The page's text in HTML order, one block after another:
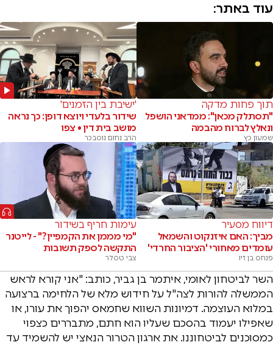
עוד באתר:
תוך פחות מדקה
"תסתלק מכאן": ממדאני הושפל
ונאלץ לברוח מהבמה
שמעון כץ
'ישיבת בין הזמנים'
שידור בלעדי ויוצא דופן: כך נראה
מושב בית דין • צפו
הרב נחום נוסבכר
דיווח מסעיר
מביך: האם איזנקוט והשמאל
עומדים מאחורי 'הציבור החרדי'
פנחס בן זיו
עימות חריף בשידור
"מי מממן את הקמפיין?" - לייטנר
התקשה לספק תשובות
צבי טסלר
השר לביטחון לאומי, איתמר בן גביר, כותב: "אני קורא לראש
הממשלה להורות לצה"ל על חידוש מלא של הלחימה ברצועה
במלוא העוצמה. דמיונות השווא שחמאס יהפוך את עורו, או
שאפילו יעמוד בהסכם שעליו הוא חתם, מתבררים כצפוי
כמסוכנים לביטחוננו. את ארגון הטרור הנאצי יש להשמיד עד